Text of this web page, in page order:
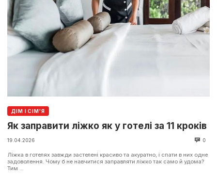
ДІМ І СІМ'Я
Як заправити ліжко як у готелі за 11 кроків
19.04.2026 0
Ліжка в готелях завжди застелені красиво та акуратно, і спати в них одне
задоволення. Чому б не навчитися заправляти ліжко так само й удома?
Тим ...